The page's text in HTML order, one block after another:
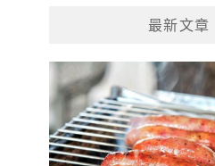
最新文章